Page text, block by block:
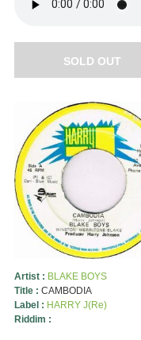
SOLD OUT
Artist : BLAKE BOYS
Title : CAMBODIA
Label : HARRY J(Re)
Riddim :